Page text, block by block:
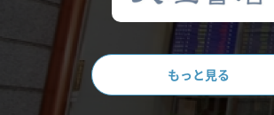
もっと見る